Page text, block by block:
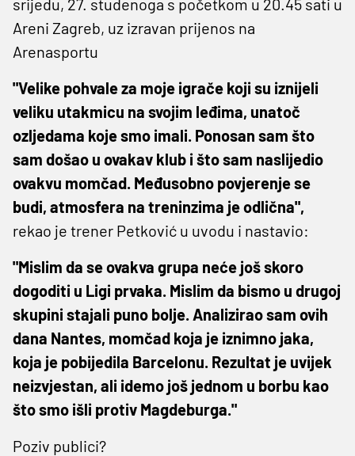
srijedu, 27. studenoga s početkom u 20.45 sati u
Areni Zagreb, uz izravan prijenos na
Arenasportu
"Velike pohvale za moje igrače koji su iznijeli
veliku utakmicu na svojim leđima, unatoč
ozljedama koje smo imali. Ponosan sam što
sam došao u ovakav klub i što sam naslijedio
ovakvu momčad. Međusobno povjerenje se
budi, atmosfera na treninzima je odlična",
rekao je trener Petković u uvodu i nastavio:
"Mislim da se ovakva grupa neće još skoro
dogoditi u Ligi prvaka. Mislim da bismo u drugoj
skupini stajali puno bolje. Analizirao sam ovih
dana Nantes, momčad koja je iznimno jaka,
koja je pobijedila Barcelonu. Rezultat je uvijek
neizvjestan, ali idemo još jednom u borbu kao
što smo išli protiv Magdeburga."
Poziv publici?